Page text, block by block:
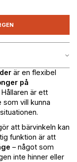
är en flexibel
på
Hållaren är ett
vill kunna
att bärvinkeln kan
funktion är att
– något som
inte hinner eller